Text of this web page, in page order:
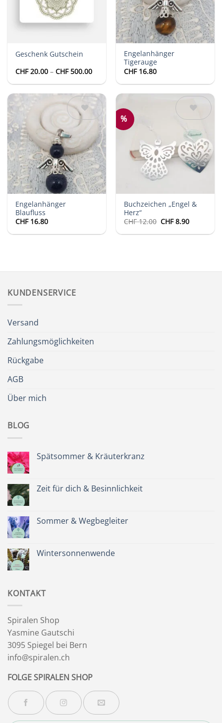
Geschenk Gutschein
CHF20.00 –CHF500.00Preisspanne:
bis
Engelanhänger
Tigerauge
CHF16.80
Auf die
Wunschliste
Engelanhänger
Blaufluss
CHF16.80
%
Wunschliste
Buchzeichen „Engel &
Herz“
CHF12.00 Ursprünglicher
war:
CHF8.90Aktueller
ist:
KUNDENSERVICE
Versand
Zahlungsmöglichkeiten
Rückgabe
AGB
Über mich
BLOG
Spätsommer & Kräuterkranz
Spätsommer
&
Zeit für dich & Besinnlichkeit
Zeit
für
Sommer & Wegbegleiter
Sommer
&
Wintersonnenwende
KONTAKT
Spiralen Shop
Yasmine Gautschi
3095 Spiegel bei Bern
info@spiralen.ch
FOLGE SPIRALEN SHOP